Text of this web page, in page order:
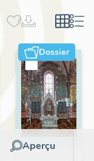
Dossier
Aperçu